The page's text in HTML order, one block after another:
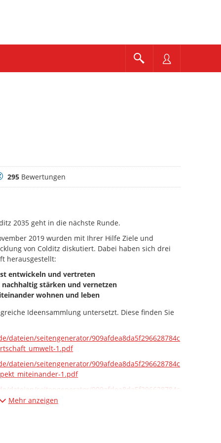
295Bewertungen
2035 geht in die nächste Runde.
2019 wurden mit Ihrer Hilfe Ziele und
von Colditz diskutiert. Dabei haben sich drei
herausgestellt:
entwickeln und vertreten
stärken und vernetzen
wohnen und leben
Ideensammlung untersetzt. Diese finden Sie
dateien/seitengenerator/909afdea8da5f296628784c
1.pdf
dateien/seitengenerator/909afdea8da5f296628784c
1.pdf
dateien/seitengenerator/909afdea8da5f296628784c
1.pdf
Mehr anzeigen